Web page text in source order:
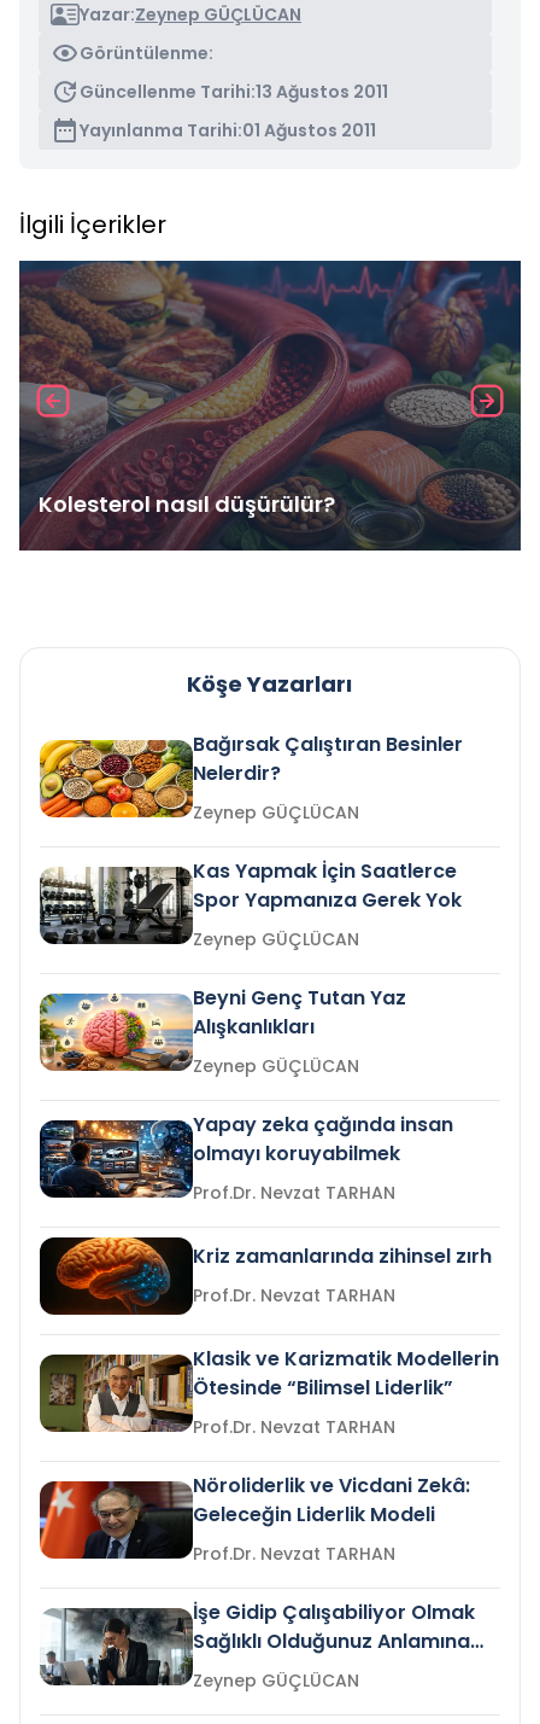
Yazar:Zeynep GÜÇLÜCAN
Görüntülenme:
Güncellenme Tarihi:13 Ağustos 2011
Yayınlanma Tarihi:01 Ağustos 2011
İlgili İçerikler
Kolesterol nasıl düşürülür?
Köşe Yazarları
Bağırsak Çalıştıran Besinler
Nelerdir?
Zeynep GÜÇLÜCAN
Kas Yapmak İçin Saatlerce
Spor Yapmanıza Gerek Yok
Zeynep GÜÇLÜCAN
Beyni Genç Tutan Yaz
Alışkanlıkları
Zeynep GÜÇLÜCAN
Yapay zeka çağında insan
olmayı koruyabilmek
Prof.Dr. Nevzat TARHAN
Kriz zamanlarında zihinsel zırh
Prof.Dr. Nevzat TARHAN
Klasik ve Karizmatik Modellerin
Ötesinde “Bilimsel Liderlik”
Prof.Dr. Nevzat TARHAN
Nöroliderlik ve Vicdani Zekâ:
Geleceğin Liderlik Modeli
Prof.Dr. Nevzat TARHAN
İşe Gidip Çalışabiliyor Olmak
Sağlıklı Olduğunuz Anlamına
Gelir mi?Zeynep GÜÇLÜCAN